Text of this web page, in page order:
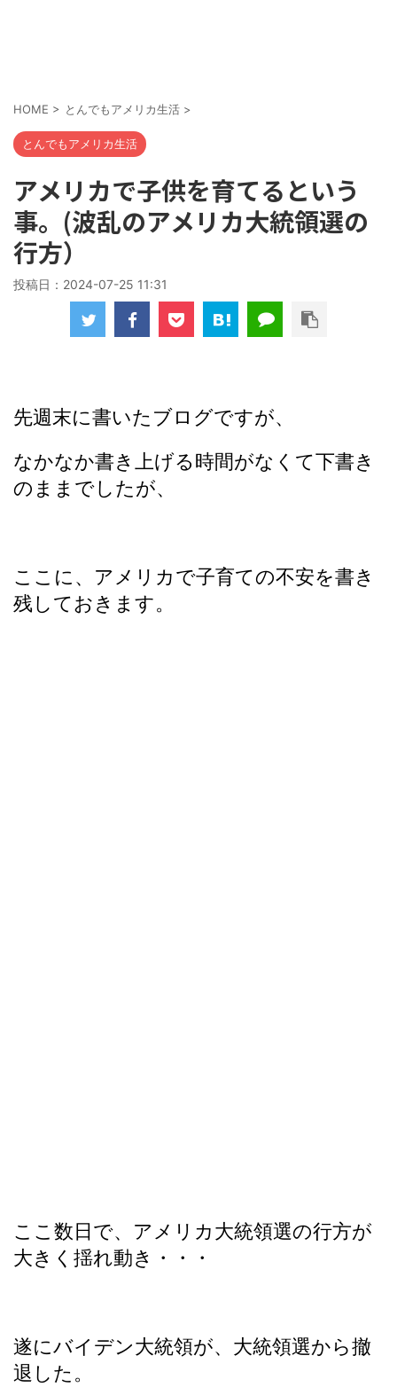
HOME > とんでもアメリカ生活 >
とんでもアメリカ生活
アメリカで子供を育てるという
事。(波乱のアメリカ大統領選の
行方）
投稿日： 2024-07-25 11:31
先週末に書いたブログですが、
なかなか書き上げる時間がなくて下書き
のままでしたが、
ここに、アメリカで子育ての不安を書き
残しておきます。
ここ数日で、アメリカ大統領選の行方が
大きく揺れ動き・・・
遂にバイデン大統領が、大統領選から撤
退した。